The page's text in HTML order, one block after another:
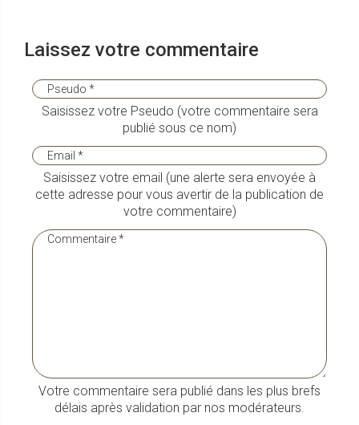
Laissez votre commentaire
Saisissez votre Pseudo (votre commentaire sera
publié sous ce nom)
Saisissez votre email (une alerte sera envoyée à
cette adresse pour vous avertir de la publication de
votre commentaire)
Votre commentaire sera publié dans les plus brefs
délais après validation par nos modérateurs.